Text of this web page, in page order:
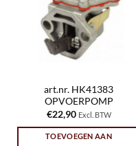
art.nr. HK41383
OPVOERPOMP
€22,90 Excl. BTW
TOEVOEGEN AAN